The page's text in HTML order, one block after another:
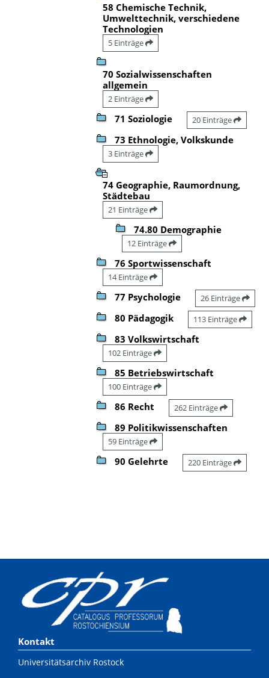
58 Chemische Technik,
Umwelttechnik, verschiedene
Technologien
5 Einträge
70 Sozialwissenschaften
allgemein
2 Einträge
71 Soziologie 20 Einträge
73 Ethnologie, Volkskunde
3 Einträge
74 Geographie, Raumordnung,
Städtebau
21 Einträge
74.80 Demographie
12 Einträge
76 Sportwissenschaft
14 Einträge
77 Psychologie 26 Einträge
80 Pädagogik 113 Einträge
83 Volkswirtschaft
102 Einträge
85 Betriebswirtschaft
100 Einträge
86 Recht 262 Einträge
89 Politikwissenschaften
59 Einträge
90 Gelehrte 220 Einträge
Kontakt
Universitätsarchiv Rostock